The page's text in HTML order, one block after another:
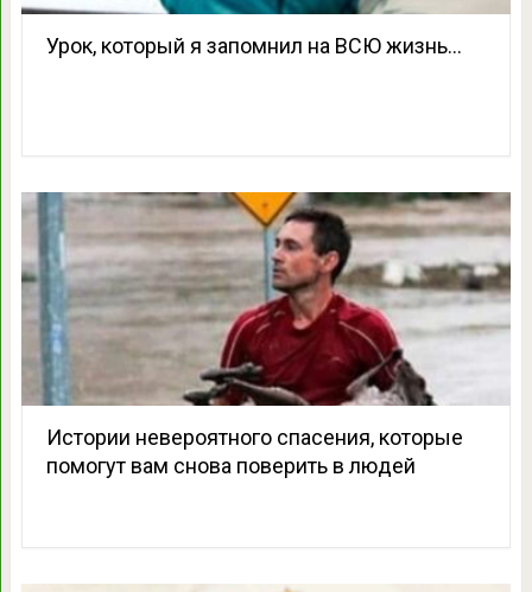
Урок, который я запомнил на ВСЮ жизнь…
Истории невероятного спасения, которые
помогут вам снова поверить в людей